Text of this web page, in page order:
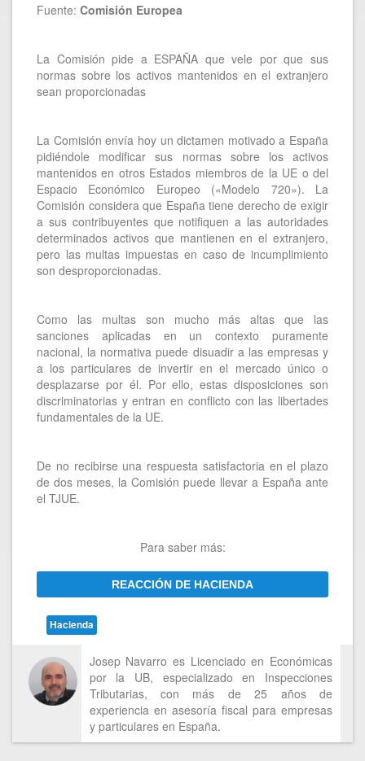
Fuente: Comisión Europea
La Comisión pide a ESPAÑA que vele por que sus
normas sobre los activos mantenidos en el extranjero
sean proporcionadas
La Comisión envía hoy un dictamen motivado a España
pidiéndole modificar sus normas sobre los activos
mantenidos en otros Estados miembros de la UE o del
Espacio Económico Europeo («Modelo 720»). La
Comisión considera que España tiene derecho de exigir
a sus contribuyentes que notifiquen a las autoridades
determinados activos que mantienen en el extranjero,
pero las multas impuestas en caso de incumplimiento
son desproporcionadas.
Como las multas son mucho más altas que las
sanciones aplicadas en un contexto puramente
nacional, la normativa puede disuadir a las empresas y
a los particulares de invertir en el mercado único o
desplazarse por él. Por ello, estas disposiciones son
discriminatorias y entran en conflicto con las libertades
fundamentales de la UE.
De no recibirse una respuesta satisfactoria en el plazo
de dos meses, la Comisión puede llevar a España ante
el TJUE.
Para saber más:
REACCIÓN DE HACIENDA
Hacienda
Josep Navarro es Licenciado en Económicas
por la UB, especializado en Inspecciones
Tributarias, con más de 25 años de
experiencia en asesoría fiscal para empresas
y particulares en España.